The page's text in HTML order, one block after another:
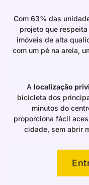
Com 63% das
projeto que
imóveis de alta
com um pé na areia,
A localização
bicicleta dos
minutos do
proporciona fácil
cidade, sem abrir